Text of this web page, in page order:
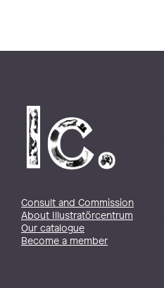
Consult and Commission
About Illustratörcentrum
Our catalogue
Become a member